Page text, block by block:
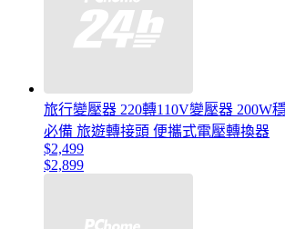
旅行變壓器 220轉110V變壓器 200W
必備 旅遊轉接頭 便攜式電壓轉換器
$2,499
$2,899